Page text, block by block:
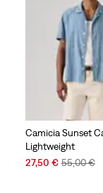
Camicia Sunset
Lightweight
Sale
27,50 €Original
55,00 €